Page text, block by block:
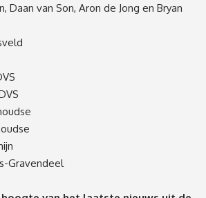
Daan van Son, Aron de Jong en Bryan
Gravendeel